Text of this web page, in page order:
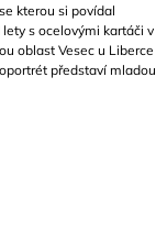
kterou si povídal
s ocelovými kartáči v
oblast Vesec u Liberce
představí mladou